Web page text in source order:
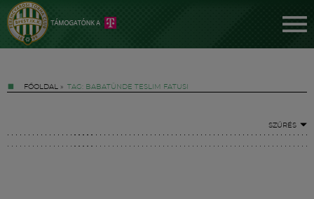
FŐOLDAL » TAG: BABATÜNDE TESLIM FATUSI
SZŰRÉS